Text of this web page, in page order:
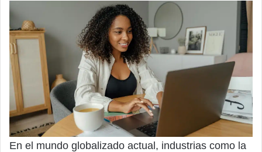
En el mundo globalizado actual, industrias como la